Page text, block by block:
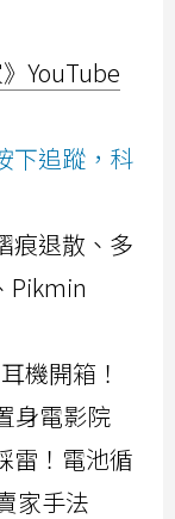
YouTube
下追蹤，科
痕退散、多
Pikmin
機開箱！
身電影院
雷！電池循
家手法